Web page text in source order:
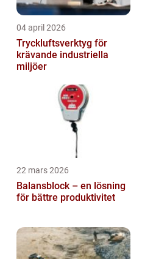
04 april 2026
Tryckluftsverktyg för
krävande industriella
miljöer
22 mars 2026
Balansblock – en lösning
för bättre produktivitet